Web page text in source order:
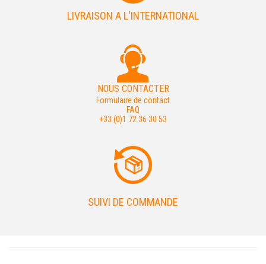
LIVRAISON A L'INTERNATIONAL
NOUS CONTACTER
Formulaire de contact
FAQ
+33 (0)1 72 36 30 53
SUIVI DE COMMANDE